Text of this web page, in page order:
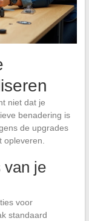
niet dat je
benadering is
de upgrades
opleveren.
van je
voor
standaard